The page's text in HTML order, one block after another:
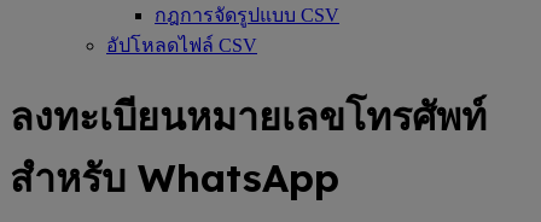
กฎการจัดรูปแบบ CSV
อัปโหลดไฟล์ CSV
ลงทะเบียนหมายเลขโทรศัพท์
สำหรับ WhatsApp